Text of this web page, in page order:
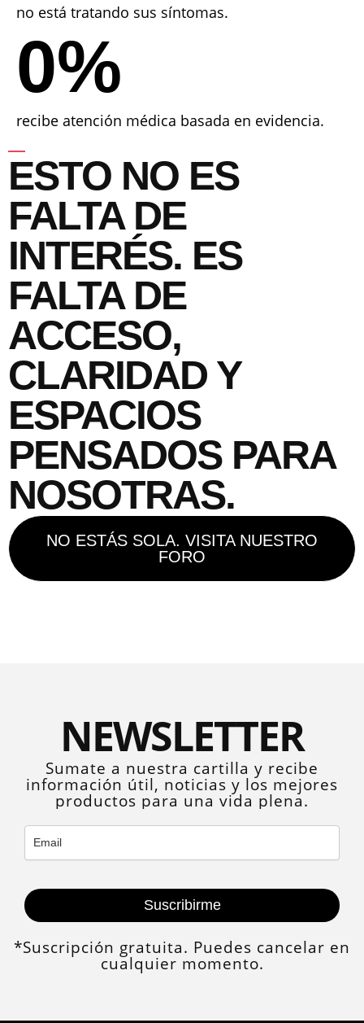
no está tratando sus síntomas.
recibe atención médica basada en evidencia.
0%
ESTO NO ES
FALTA DE
INTERÉS. ES
FALTA DE
ACCESO,
CLARIDAD Y
ESPACIOS
PENSADOS PARA
NOSOTRAS.
NO ESTÁS SOLA. VISITA NUESTRO
FORO
NEWSLETTER
Sumate a nuestra cartilla y recibe
información útil, noticias y los mejores
productos para una vida plena.
Suscribirme
*Suscripción gratuita. Puedes cancelar en
cualquier momento.